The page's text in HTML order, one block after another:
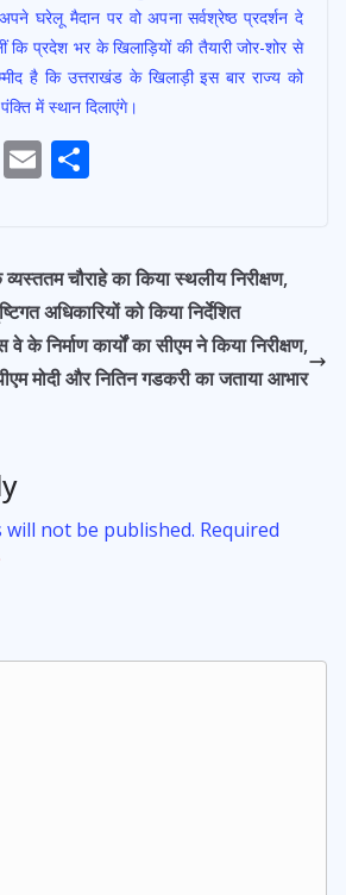
घरेलू मैदान पर वो अपना सर्वश्रेष्ठ प्रदर्शन दे
कि प्रदेश भर के खिलाड़ियों की तैयारी जोर-शोर से
है कि उत्तराखंड के खिलाड़ी इस बार राज्य को
में स्थान दिलाएंगे।
T
w
E
m
l e
चौराहे का किया स्थलीय निरीक्षण,
अधिकारियों को किया निर्देशित
के निर्माण कार्यों का सीएम ने किया निरीक्षण,
मोदी और नितिन गडकरी का जताया आभार
will not be published. Required